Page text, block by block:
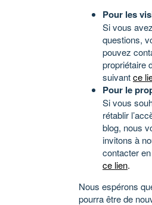
Pour les
Si vous
questions,
pouvez
propriétaire
suivantce
Pour le
Si vous
rétablir
blog, nous
invitons à
contacter
ce lien.
Nous espérons
pourra être de